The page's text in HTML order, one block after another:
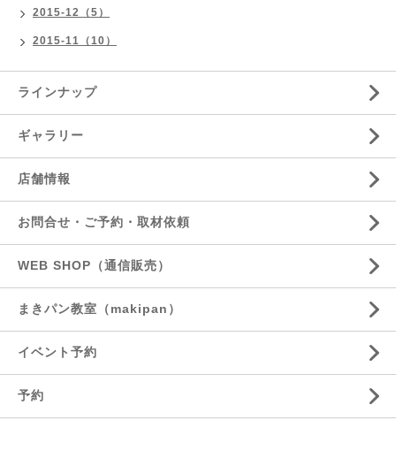
2015-12（5）
2015-11（10）
ラインナップ
ギャラリー
店舗情報
お問合せ・ご予約・取材依頼
WEB SHOP（通信販売）
まきパン教室（makipan）
イベント予約
予約